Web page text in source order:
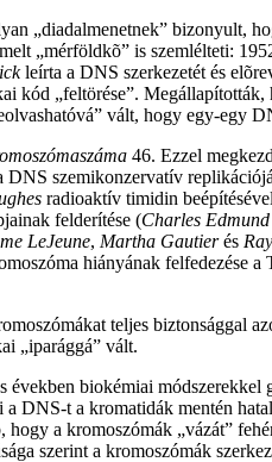
„diadalmenetnek” bizonyult,
„mérföldkõ” is szemlélteti:
leírta a DNS szerkezetét és
kód „feltörése”.
vált, hogy egy-egy
46. Ezzel
DNS szemikonzervatív
radioaktív timidin
felderítése (Charles
LeJeune, Martha Gautierés
hiányának felfedezése
teljes biztonsággal
„iparággá” vált.
biokémiai
DNS-t a kromatidák mentén
a kromoszómák „vázát”
szerint a kromoszómák